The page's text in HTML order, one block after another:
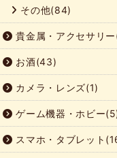
その他(84)
貴金属・アクセサリ
お酒(43)
カメラ・レンズ(1)
ゲーム機器・ホビー
スマホ・タブレット